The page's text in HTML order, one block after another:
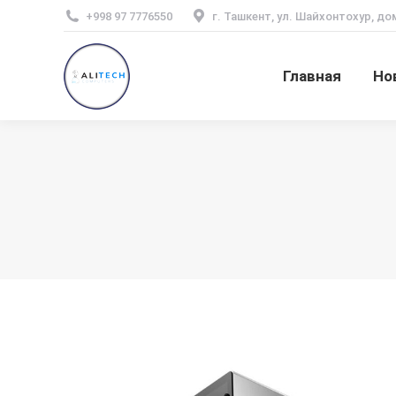
+998 97 7776550 г. Ташкент, ул. Шайхонтохур,
Главная